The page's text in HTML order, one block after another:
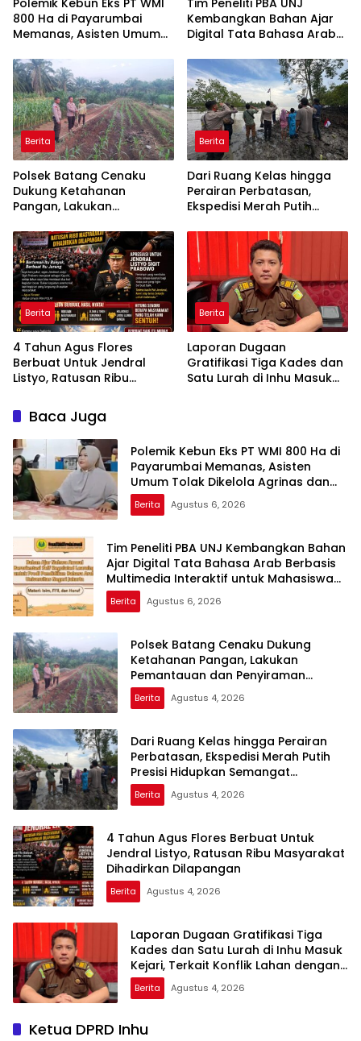
Polemik Kebun Eks PT WMI
800 Ha di Payarumbai
Memanas, Asisten Umum
Tantang Presiden Prabowo
Tim Peneliti PBA UNJ
Kembangkan Bahan Ajar
Digital Tata Bahasa Arab
Interaktif untuk Mahasiswa
Pemula
Berita
Polsek Batang Cenaku
Dukung Ketahanan
Pangan, Lakukan
Penyiraman Tanaman
Jagung Pipil di Desa Aur
Cina
Berita
Dari Ruang Kelas hingga
Perairan Perbatasan,
Ekspedisi Merah Putih
Kebangsaan di Dumai
Berita
4 Tahun Agus Flores
Berbuat Untuk Jendral
Listyo, Ratusan Ribu
Dilapangan
Berita
Laporan Dugaan
Gratifikasi Tiga Kades dan
Satu Lurah di Inhu Masuk
Baca Juga
Polemik Kebun Eks PT WMI 800 Ha di
Payarumbai Memanas, Asisten
Umum Tolak Dikelola Agrinas dan
Tantang Presiden Prabowo
Berita Agustus 6, 2026
Tim Peneliti PBA UNJ Kembangkan Bahan
Ajar Digital Tata Bahasa Arab Berbasis
Multimedia Interaktif untuk Mahasiswa
Pemula
Berita Agustus 6, 2026
Polsek Batang Cenaku Dukung
Ketahanan Pangan, Lakukan
Pemantauan dan Penyiraman
Tanaman Jagung Pipil di Desa Aur
Cina
Berita Agustus 4, 2026
Dari Ruang Kelas hingga Perairan
Perbatasan, Ekspedisi Merah Putih
Presisi Hidupkan Semangat
Kebangsaan di Dumai
Berita Agustus 4, 2026
4 Tahun Agus Flores Berbuat Untuk
Jendral Listyo, Ratusan Ribu Masyarakat
Dihadirkan Dilapangan
Berita Agustus 4, 2026
Laporan Dugaan Gratifikasi Tiga
Kades dan Satu Lurah di Inhu Masuk
Kejari, Terkait Konflik Lahan dengan
PT SBP
Berita Agustus 4, 2026
Ketua DPRD Inhu